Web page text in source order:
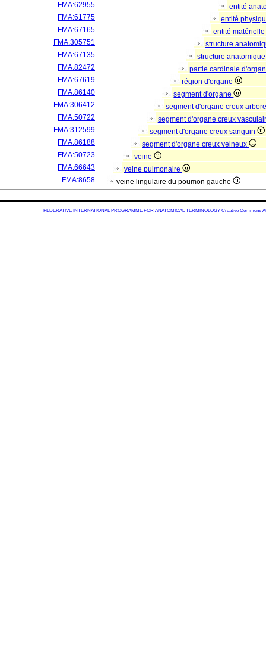
FMA:62955
entité
FMA:61775
entité
FMA:67165
entité matérielle
FMA:305751
structure
FMA:67135
structure
FMA:82472
partie cardinale
FMA:67619
région d'organe
FMA:86140
segment d'organe
FMA:306412
segment d'organe creux
FMA:50722
segment d'organe creux
FMA:312599
segment d'organe creux sanguin
FMA:86188
segment d'organe creux veineux
FMA:50723
veine
FMA:66643
veine pulmonaire
FMA:8658
veine lingulaire du poumon gauche
FEDERATIVE INTERNATIONAL PROGRAMME FOR ANATOMICAL TERMINOLOGY Creative Commons